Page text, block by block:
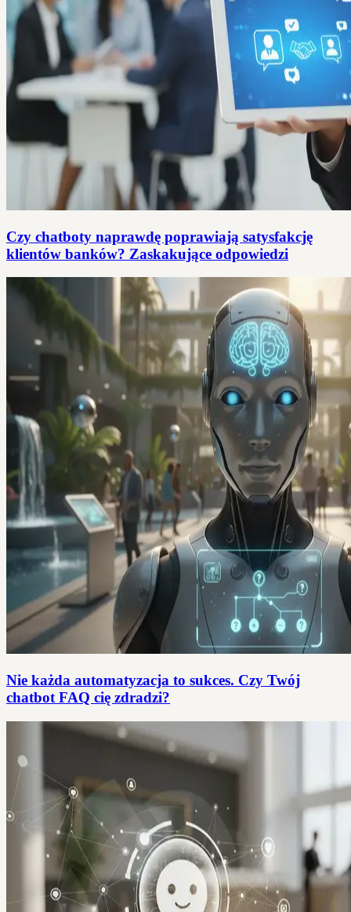
Czy chatboty naprawdę poprawiają satysfakcję
klientów banków? Zaskakujące odpowiedzi
Nie każda automatyzacja to sukces. Czy Twój
chatbot FAQ cię zdradzi?